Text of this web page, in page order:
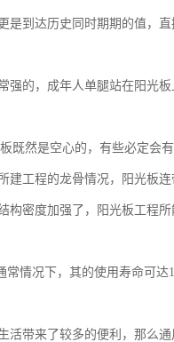
是到达历史同时期期的值，
强的，成年人单腿站在阳光
既然是空心的，有些必定会
工程的龙骨情况，阳光板
密度加强了，阳光板工程
情况下，其的使用寿命可达
带来了较多的便利，那么